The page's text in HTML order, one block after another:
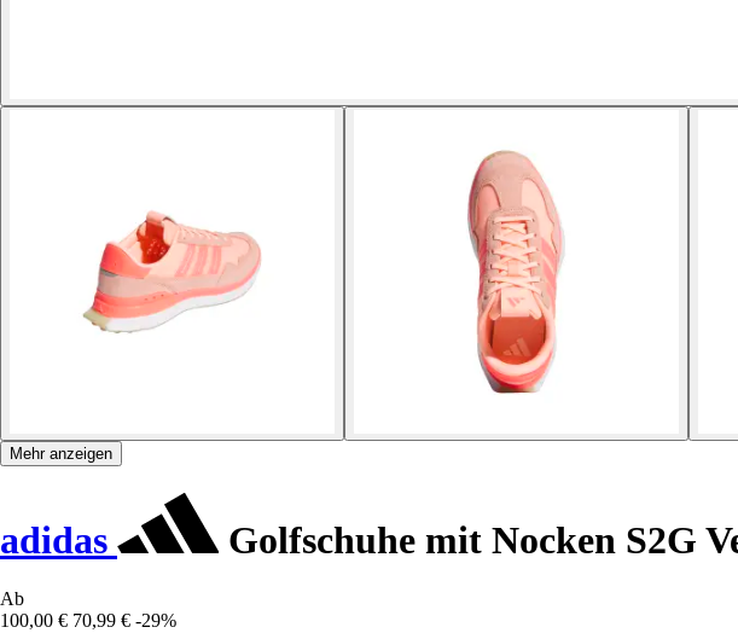
Mehr anzeigen
adidas Golfschuhe mit Nocken S2G
Ab
100,00 € 70,99 € -29%